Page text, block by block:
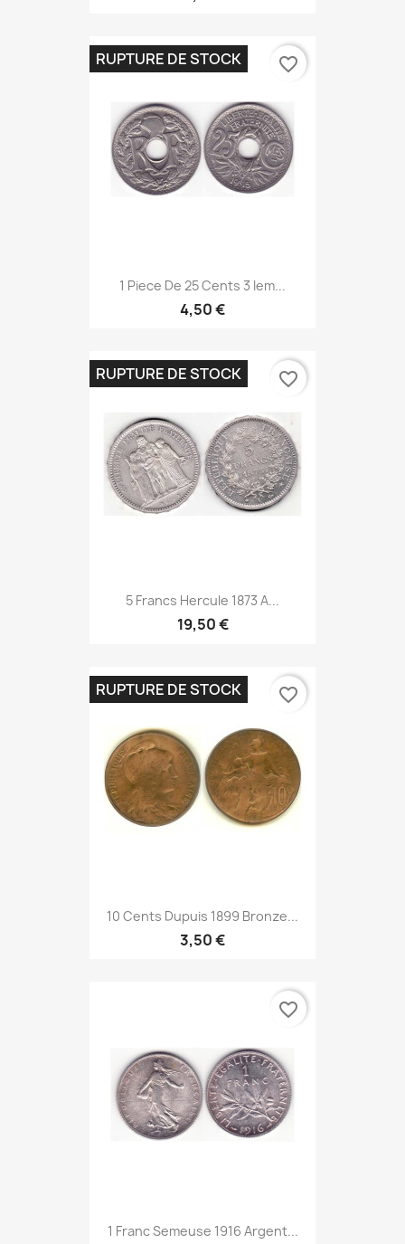
1 Piece De 25 Cents 3 Iem...
4,50 €
RUPTURE DE STOCK favorite_border
5 Francs Hercule 1873 A...
19,50 €
RUPTURE DE STOCK favorite_border
10 Cents Dupuis 1899 Bronze...
3,50 €
RUPTURE DE STOCK favorite_border
1 Franc Semeuse 1916 Argent...
favorite_border